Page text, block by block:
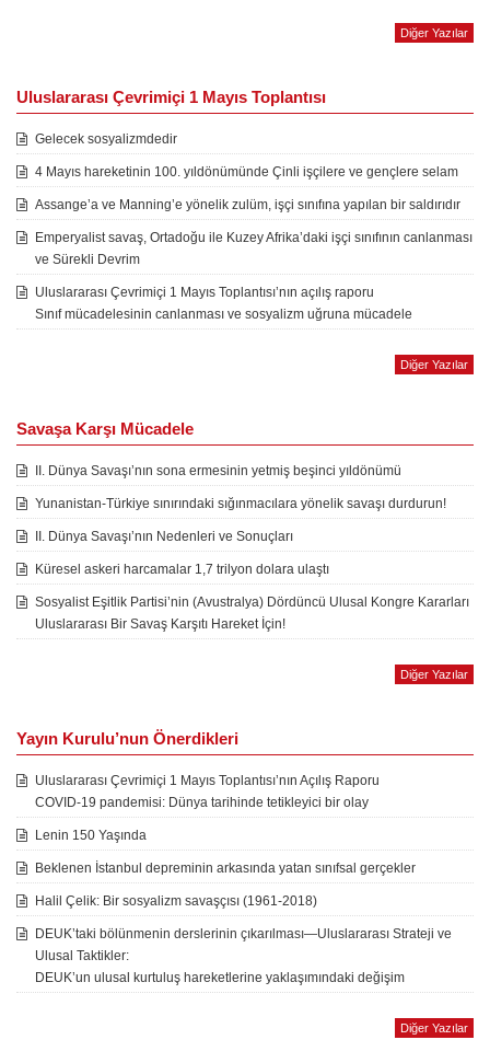
Diğer Yazılar
Uluslararası Çevrimiçi 1 Mayıs Toplantısı
Gelecek sosyalizmdedir
4 Mayıs hareketinin 100. yıldönümünde Çinli işçilere ve gençlere selam
Assange’a ve Manning’e yönelik zulüm, işçi sınıfına yapılan bir saldırıdır
Emperyalist savaş, Ortadoğu ile Kuzey Afrika’daki işçi sınıfının canlanması
ve Sürekli Devrim
Uluslararası Çevrimiçi 1 Mayıs Toplantısı’nın açılış raporu
Sınıf mücadelesinin canlanması ve sosyalizm uğruna mücadele
Diğer Yazılar
Savaşa Karşı Mücadele
II. Dünya Savaşı’nın sona ermesinin yetmiş beşinci yıldönümü
Yunanistan-Türkiye sınırındaki sığınmacılara yönelik savaşı durdurun!
II. Dünya Savaşı’nın Nedenleri ve Sonuçları
Küresel askeri harcamalar 1,7 trilyon dolara ulaştı
Sosyalist Eşitlik Partisi’nin (Avustralya) Dördüncü Ulusal Kongre Kararları
Uluslararası Bir Savaş Karşıtı Hareket İçin!
Diğer Yazılar
Yayın Kurulu’nun Önerdikleri
Uluslararası Çevrimiçi 1 Mayıs Toplantısı’nın Açılış Raporu
COVID-19 pandemisi: Dünya tarihinde tetikleyici bir olay
Lenin 150 Yaşında
Beklenen İstanbul depreminin arkasında yatan sınıfsal gerçekler
Halil Çelik: Bir sosyalizm savaşçısı (1961-2018)
DEUK’taki bölünmenin derslerinin çıkarılması—Uluslararası Strateji ve
Ulusal Taktikler:
DEUK’un ulusal kurtuluş hareketlerine yaklaşımındaki değişim
Diğer Yazılar